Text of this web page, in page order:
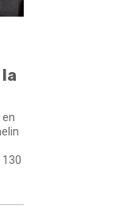
en